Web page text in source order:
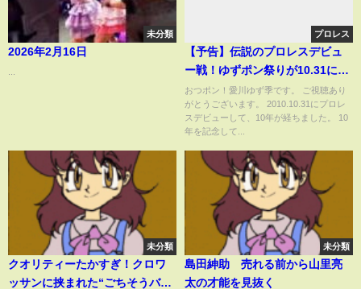
未分類
2026年2月16日
プロレス
【予告】伝説のプロレスデビュ
ー戦！ゆずポン祭りが10.31に蘇
る！？【高橋奈七永 参戦！！】
おつポン！愛川ゆず季です。 ご視聴あり
がとうございます。 2010.10.31にプロレ
スデビューして、10年が経ちました。 10
年を記念して...
未分類
クオリティーたかすぎ！クロワ
ッサンに挟まれた“ごちそうバー
未分類
島田紳助 売れる前から山里亮
太の才能を見抜く